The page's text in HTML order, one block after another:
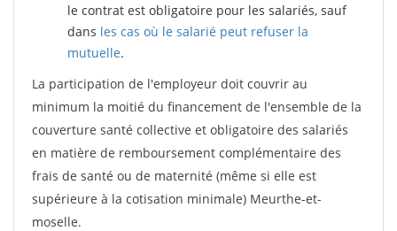
le contrat est obligatoire pour les salariés, sauf
dans les cas où le salarié peut refuser la
mutuelle.
La participation de l'employeur doit couvrir au
minimum la moitié du financement de l'ensemble de la
couverture santé collective et obligatoire des salariés
en matière de remboursement complémentaire des
frais de santé ou de maternité (même si elle est
supérieure à la cotisation minimale) Meurthe-et-
moselle.